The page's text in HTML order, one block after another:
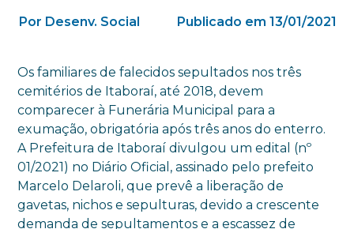
Por Desenv. Social Publicado em 13/01/2021
Os familiares de falecidos sepultados nos três
cemitérios de Itaboraí, até 2018, devem
comparecer à Funerária Municipal para a
exumação, obrigatória após três anos do enterro.
A Prefeitura de Itaboraí divulgou um edital (nº
01/2021) no Diário Oficial, assinado pelo prefeito
Marcelo Delaroli, que prevê a liberação de
gavetas, nichos e sepulturas, devido a crescente
demanda de sepultamentos e a escassez de